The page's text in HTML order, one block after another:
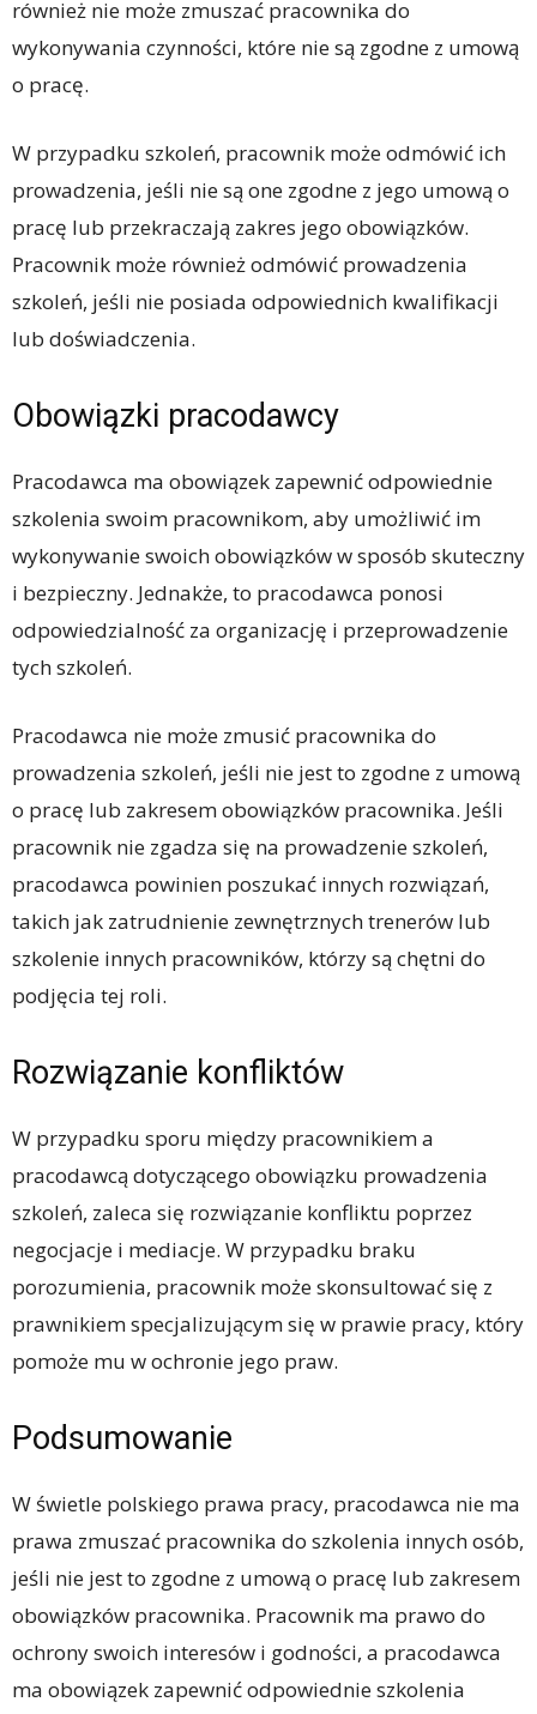
również nie może zmuszać pracownika do
wykonywania czynności, które nie są zgodne z umową
o pracę.
W przypadku szkoleń, pracownik może odmówić ich
prowadzenia, jeśli nie są one zgodne z jego umową o
pracę lub przekraczają zakres jego obowiązków.
Pracownik może również odmówić prowadzenia
szkoleń, jeśli nie posiada odpowiednich kwalifikacji
lub doświadczenia.
Obowiązki pracodawcy
Pracodawca ma obowiązek zapewnić odpowiednie
szkolenia swoim pracownikom, aby umożliwić im
wykonywanie swoich obowiązków w sposób skuteczny
i bezpieczny. Jednakże, to pracodawca ponosi
odpowiedzialność za organizację i przeprowadzenie
tych szkoleń.
Pracodawca nie może zmusić pracownika do
prowadzenia szkoleń, jeśli nie jest to zgodne z umową
o pracę lub zakresem obowiązków pracownika. Jeśli
pracownik nie zgadza się na prowadzenie szkoleń,
pracodawca powinien poszukać innych rozwiązań,
takich jak zatrudnienie zewnętrznych trenerów lub
szkolenie innych pracowników, którzy są chętni do
podjęcia tej roli.
Rozwiązanie konfliktów
W przypadku sporu między pracownikiem a
pracodawcą dotyczącego obowiązku prowadzenia
szkoleń, zaleca się rozwiązanie konfliktu poprzez
negocjacje i mediacje. W przypadku braku
porozumienia, pracownik może skonsultować się z
prawnikiem specjalizującym się w prawie pracy, który
pomoże mu w ochronie jego praw.
Podsumowanie
W świetle polskiego prawa pracy, pracodawca nie ma
prawa zmuszać pracownika do szkolenia innych osób,
jeśli nie jest to zgodne z umową o pracę lub zakresem
obowiązków pracownika. Pracownik ma prawo do
ochrony swoich interesów i godności, a pracodawca
ma obowiązek zapewnić odpowiednie szkolenia